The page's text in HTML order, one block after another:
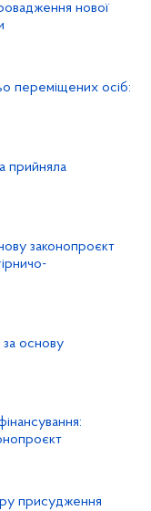
нової
переміщених осіб:
прийняла
законопроєкт
основу
присудження